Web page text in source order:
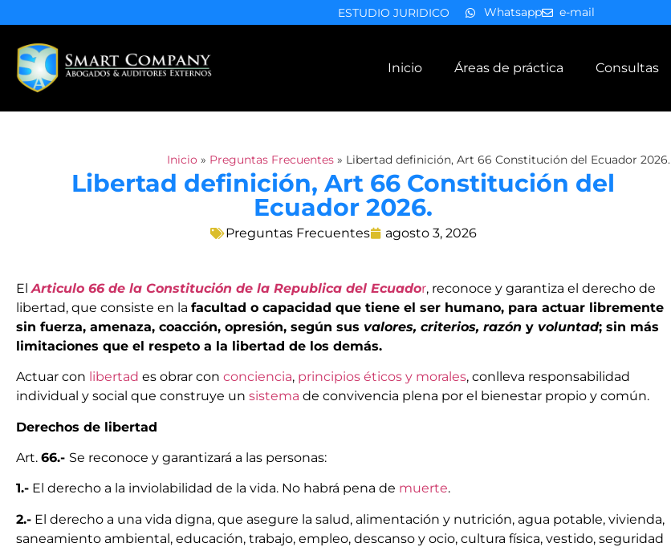
ESTUDIO JURIDICO Whatsapp e-mail
Inicio Áreas de práctica Consultas
Inicio » Preguntas Frecuentes » Libertad definición, Art 66 Constitución del Ecuador 2026.
Libertad definición, Art 66 Constitución del
Ecuador 2026.
Preguntas Frecuentes agosto 3, 2026
El Articulo 66 de la Constitución de la Republica del Ecuador, reconoce y garantiza el derecho de
libertad, que consiste en la facultad o capacidad que tiene el ser humano, para actuar libremente
sin fuerza, amenaza, coacción, opresión, según sus valores, criterios, razón y voluntad; sin más
limitaciones que el respeto a la libertad de los demás.
Actuar con libertad es obrar con conciencia, principios éticos y morales, conlleva responsabilidad
individual y social que construye un sistema de convivencia plena por el bienestar propio y común.
Derechos de libertad
Art. 66.- Se reconoce y garantizará a las personas:
1.- El derecho a la inviolabilidad de la vida. No habrá pena de muerte.
2.- El derecho a una vida digna, que asegure la salud, alimentación y nutrición, agua potable, vivienda,
saneamiento ambiental, educación, trabajo, empleo, descanso y ocio, cultura física, vestido, seguridad